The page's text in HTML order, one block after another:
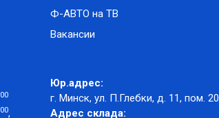
Ф-АВТО на ТВ
Вакансии
00
00,
Юр.адрес:
г. Минск, ул. П.Глебки, д. 11, пом. 20
Адрес склада: